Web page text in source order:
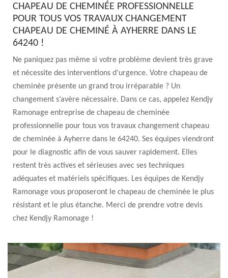
CHAPEAU DE CHEMINÉE PROFESSIONNELLE
POUR TOUS VOS TRAVAUX CHANGEMENT
CHAPEAU DE CHEMINÉ À AYHERRE DANS LE
64240 !
Ne paniquez pas même si votre problème devient très grave
et nécessite des interventions d’urgence. Votre chapeau de
cheminée présente un grand trou irréparable ? Un
changement s’avère nécessaire. Dans ce cas, appelez Kendjy
Ramonage entreprise de chapeau de cheminée
professionnelle pour tous vos travaux changement chapeau
de cheminée à Ayherre dans le 64240. Ses équipes viendront
pour le diagnostic afin de vous sauver rapidement. Elles
restent très actives et sérieuses avec ses techniques
adéquates et matériels spécifiques. Les équipes de Kendjy
Ramonage vous proposeront le chapeau de cheminée le plus
résistant et le plus étanche. Merci de prendre votre devis
chez Kendjy Ramonage !